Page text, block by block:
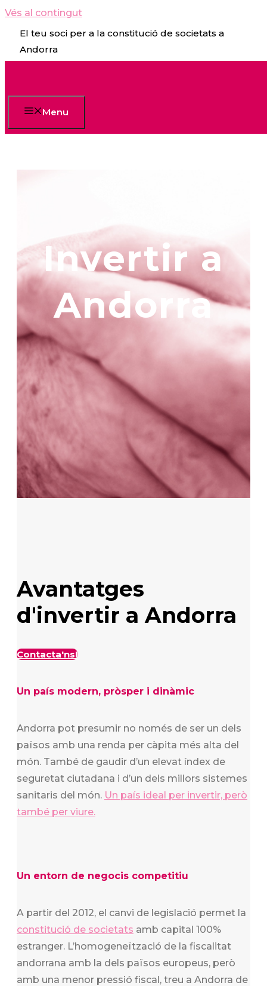
Vés al contingut
El teu soci per a la constitució de societats a
Andorra
Menu
Invertir a
Andorra
Avantatges
d'invertir a Andorra
Contacta'ns!
Un país modern, pròsper i dinàmic
Andorra pot presumir no només de ser un dels
països amb una renda per càpita més alta del
món. També de gaudir d’un elevat índex de
seguretat ciutadana i d’un dels millors sistemes
sanitaris del món. Un país ideal per invertir, però
també per viure.
Un entorn de negocis competitiu
A partir del 2012, el canvi de legislació permet la
constitució de societats amb capital 100%
estranger. L’homogeneïtzació de la fiscalitat
andorrana amb la dels països europeus, però
amb una menor pressió fiscal, treu a Andorra de